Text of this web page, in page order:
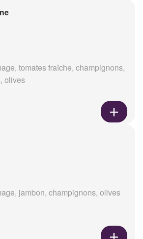
tomates fraîche, champignons,
olives
jambon, champignons, olives